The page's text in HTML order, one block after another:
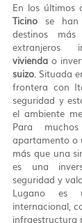
En los últimos
Ticino se
destinos
extranjeros
vivienda o
suizo. Situada
frontera con
seguridad y
el ambiente
Para
apartamento o
más que una
es una
seguridad y
Lugano es
internacional,
infraestructura